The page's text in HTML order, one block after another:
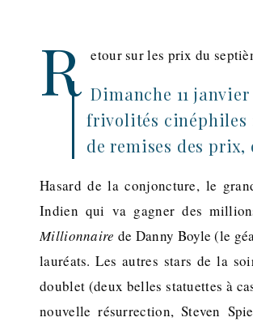
R etour sur les prix du
Dimanche 11
frivolités cinéphiles
de remises des
Hasard de la conjoncture, le
Indien qui va gagner des
Millionnaire de Danny Boyle (le
lauréats. Les autres stars de la
doublet (deux belles statuettes à
nouvelle résurrection, Steven